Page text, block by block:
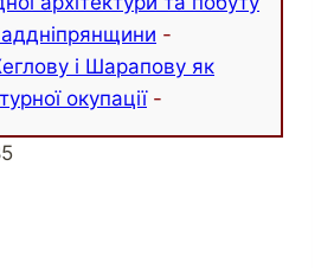
-
і Шарапову як
окупації-